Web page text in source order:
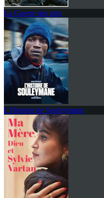
La Guerre des prix
L'Histoire de Souleymane